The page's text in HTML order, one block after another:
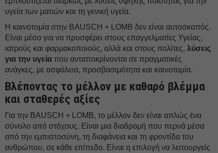
υγεία των ματιών και τη γενική υγεία.
Η καινοτομία στην BAUSCH + LOMB δεν είναι αυτοσκοπός.
Είναι μέσο για να προσφέρει στους επαγγελματίες Υγείας,
ιατρούς και φαρμακοποιούς, αλλά και στους πολίτες, λύσεις
για την υγεία που ανταποκρίνονται σε πραγματικές
ανάγκες, με ασφάλεια, προσβασιμότητα και καινοτομία.
Βλέποντας το μέλλον με καθαρό βλέμμα
και σταθερές αξίες
Για την BAUSCH + LOMB, το μέλλον δεν είναι απλώς ένα
σύνολο από στόχους. Είναι μια διαδρομή που περνά μέσα
από την εμπιστοσύνη, τη διαφάνεια και τη φροντίδα του
ανθρώπου, σε κάθε επίπεδο. Είναι η επιλογή να λειτουργείς